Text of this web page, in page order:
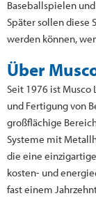
Baseballspielen
Später sollen diese
werden können,
Über
Seit 1976 ist
und Fertigung von
großflächige
Systeme mit
die eine
kosten- und
fast einem